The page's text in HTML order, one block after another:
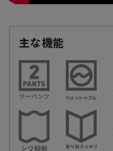
主な機能